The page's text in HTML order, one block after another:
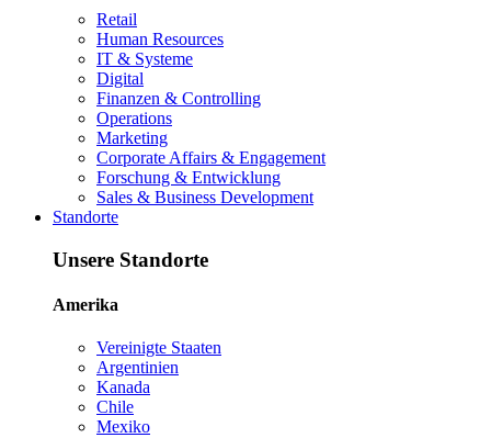
Retail
Human Resources
IT & Systeme
Digital
Finanzen & Controlling
Operations
Marketing
Corporate Affairs & Engagement
Forschung & Entwicklung
Sales & Business Development
Standorte
Unsere Standorte
Amerika
Vereinigte Staaten
Argentinien
Kanada
Chile
Mexiko